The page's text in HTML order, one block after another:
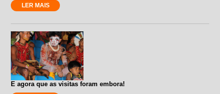
LER MAIS
E agora que as visitas foram embora!